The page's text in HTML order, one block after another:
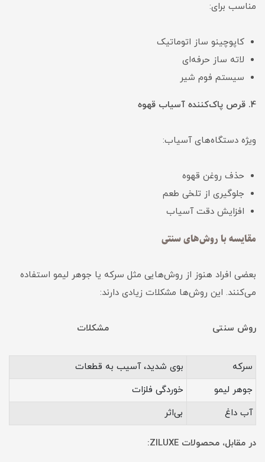
مناسب برای:
کاپوچینو ساز اتوماتیک
لاته ساز حرفه‌ای
سیستم فوم شیر
4. قرص پاک‌کننده آسیاب قهوه
ویژه دستگاه‌های آسیاب:
حذف روغن قهوه
جلوگیری از تلخی طعم
افزایش دقت آسیاب
مقایسه با روش‌های سنتی
بعضی افراد هنوز از روش‌هایی مثل سرکه یا جوهر لیمو استفاده
می‌کنند. این روش‌ها مشکلات زیادی دارند:
روش سنتی مشکلات
سرکه
بوی شدید، آسیب به قطعات
جوهر لیمو
خوردگی فلزات
آب داغ
بی‌اثر
در مقابل، محصولات ZILUXE: